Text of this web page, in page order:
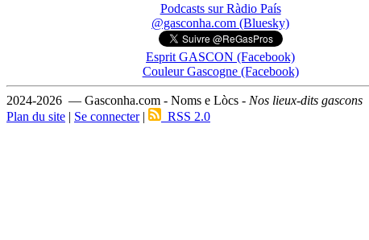
Podcasts sur Ràdio País
@gasconha.com (Bluesky)
Esprit GASCON (Facebook)
Couleur Gascogne (Facebook)
2024-2026 — Gasconha.com - Noms e Lòcs - Nos lieux-dits gascons
Plan du site | Se connecter| RSS 2.0